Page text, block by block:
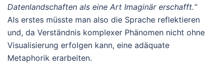
Datenlandschaften als eine Art Imaginär erschafft.“
Als erstes müsste man also die Sprache reflektieren
und, da Verständnis komplexer Phänomen nicht ohne
Visualisierung erfolgen kann, eine adäquate
Metaphorik erarbeiten.